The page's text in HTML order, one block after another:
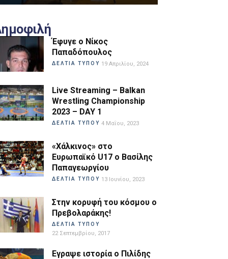
Έφυγε ο Νίκος
Παπαδόπουλος
ΔΕΛΤΙΑ ΤΥΠΟΥ 19 Απριλίου, 2024
Live Streaming – Balkan
Wrestling Championship
2023 – DAY 1
ΔΕΛΤΙΑ ΤΥΠΟΥ 4 Μαΐου, 2023
«Χάλκινος» στο
Ευρωπαϊκό U17 ο Βασίλης
Παπαγεωργίου
ΔΕΛΤΙΑ ΤΥΠΟΥ 13 Ιουνίου, 2023
Στην κορυφή του κόσμου ο
Πρεβολαράκης!
ΔΕΛΤΙΑ ΤΥΠΟΥ
22 Σεπτεμβρίου, 2017
Εγραψε ιστορία ο Πιλίδης